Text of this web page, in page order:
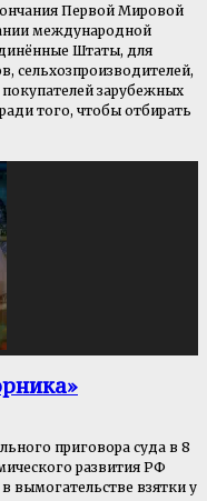
Первой Мировой
международной
Штаты, для
сельхозпроизводителей,
зарубежных
того, чтобы отбирать
приговора суда в 8
развития РФ
вымогательстве взятки у